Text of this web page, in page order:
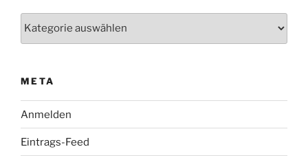
META
Anmelden
Eintrags-Feed